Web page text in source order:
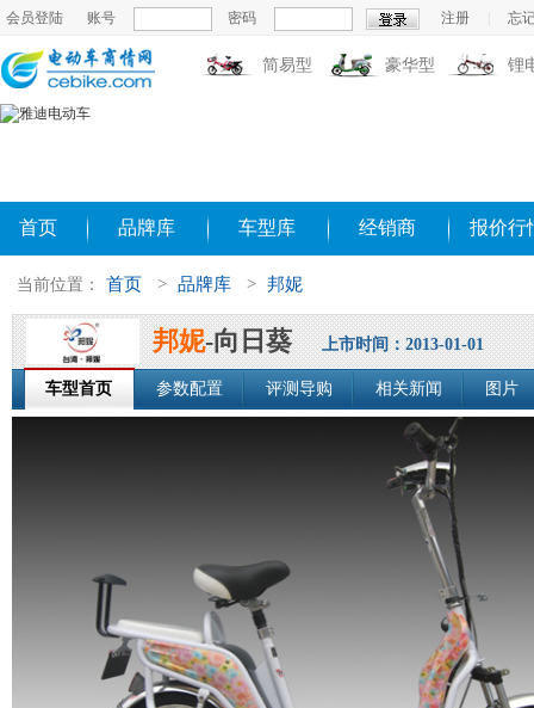
会员登陆 账号 密码 注册 忘
简易型 豪华型 锂
首页 品牌库 车型库 经销商 报价行
当前位置： 首页 > 品牌库 > 邦妮
邦妮-向日葵 上市时间：2013-01-01
车型首页 参数配置 评测导购 相关新闻 图片